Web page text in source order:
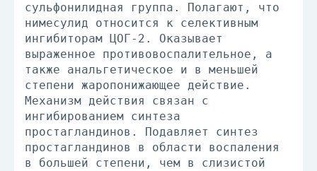
сульфонилидная группа. Полагают, что
нимесулид относится к селективным
ингибиторам ЦОГ-2. Оказывает
выраженное противовоспалительное, а
также анальгетическое и в меньшей
степени жаропонижающее действие.
Механизм действия связан с
ингибированием синтеза
простагландинов. Подавляет синтез
простагландинов в области воспаления
в большей степени, чем в слизистой